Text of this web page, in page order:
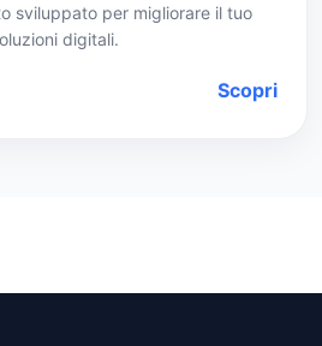
sviluppato per migliorare il tuo
digitali.
Scopri